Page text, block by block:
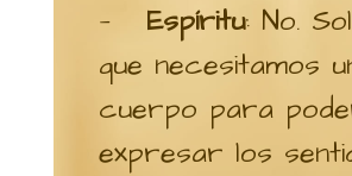
— Espíritu: No.
que necesitamos
cuerpo para
expresar los